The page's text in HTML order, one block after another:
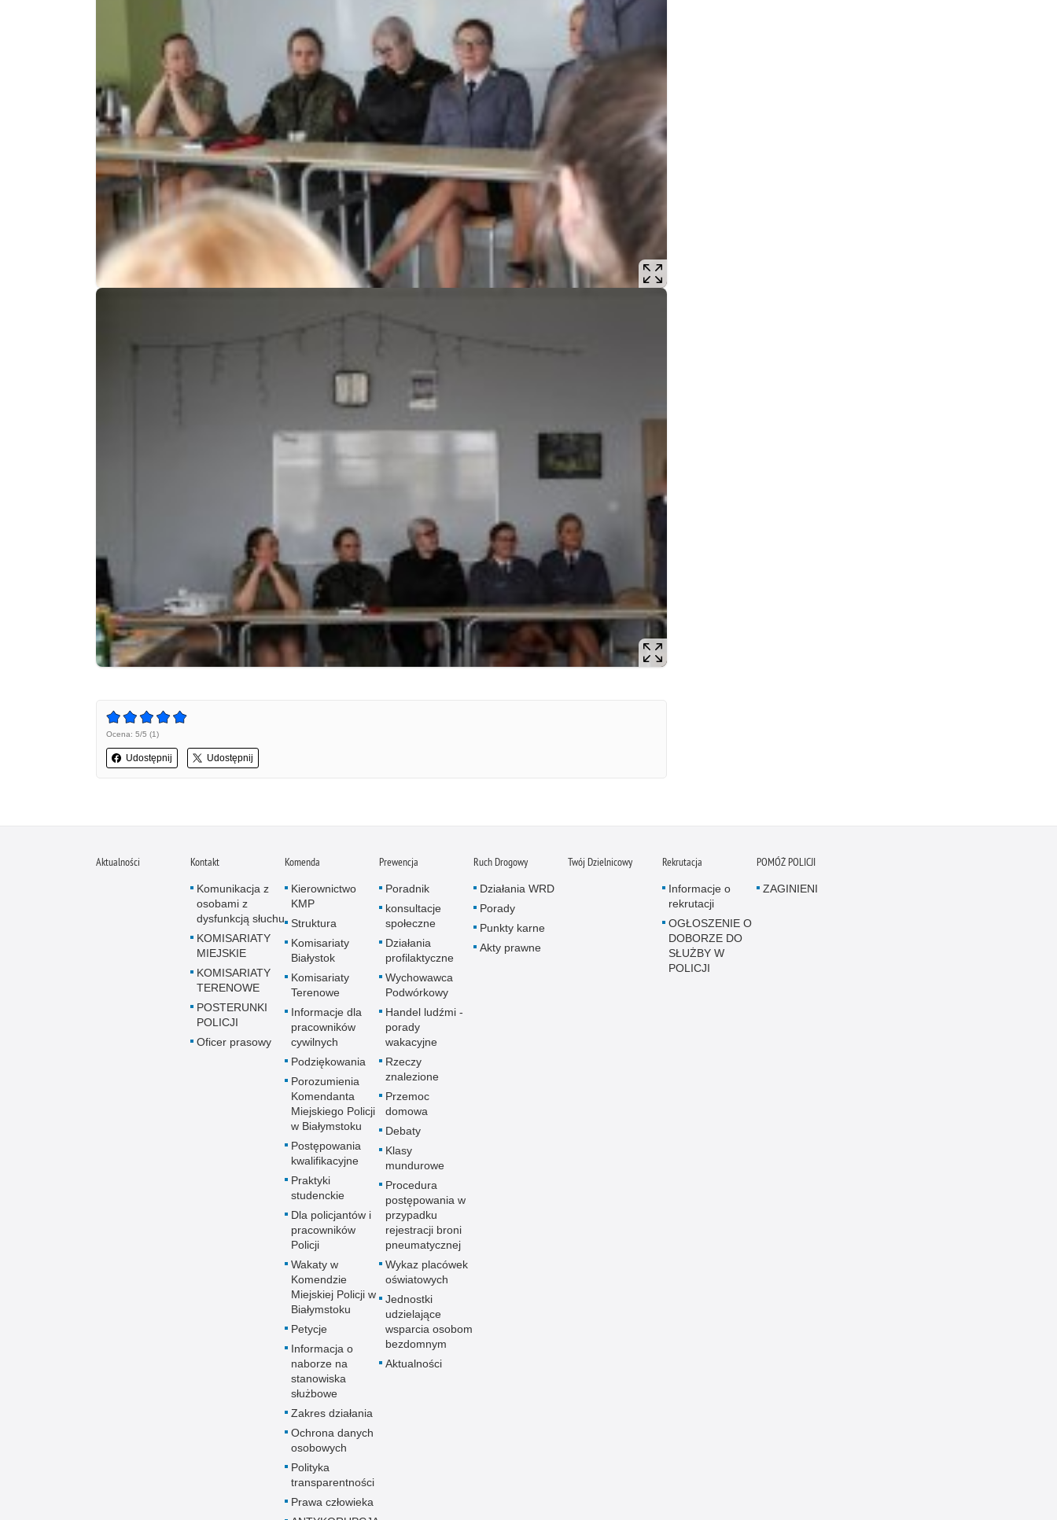
Ocena: 5/5 (1)
Udostępnij Udostępnij
Aktualności Kontakt
Komunikacja z
osobami z
dysfunkcją słuchu
KOMISARIATY
MIEJSKIE
KOMISARIATY
TERENOWE
POSTERUNKI
POLICJI
Oficer prasowy
Komenda
Kierownictwo
KMP
Struktura
Komisariaty
Białystok
Komisariaty
Terenowe
Informacje dla
pracowników
cywilnych
Podziękowania
Porozumienia
Komendanta
Miejskiego Policji
w Białymstoku
Postępowania
kwalifikacyjne
Praktyki
studenckie
Dla policjantów i
pracowników
Policji
Wakaty w
Komendzie
Miejskiej Policji w
Białymstoku
Petycje
Informacja o
naborze na
stanowiska
służbowe
Zakres działania
Ochrona danych
osobowych
Polityka
transparentności
Prawa człowieka
Prewencja
Poradnik
konsultacje
społeczne
Działania
profilaktyczne
Wychowawca
Podwórkowy
Handel ludźmi -
porady
wakacyjne
Rzeczy
znalezione
Przemoc
domowa
Debaty
Klasy
mundurowe
Procedura
postępowania w
przypadku
rejestracji broni
pneumatycznej
Wykaz placówek
oświatowych
Jednostki
udzielające
wsparcia osobom
bezdomnym
Aktualności
Ruch Drogowy
Działania WRD
Porady
Punkty karne
Akty prawne
Twój Dzielnicowy Rekrutacja
Informacje o
rekrutacji
OGŁOSZENIE O
DOBORZE DO
SŁUŻBY W
POLICJI
POMÓŻ POLICJI
ZAGINIENI